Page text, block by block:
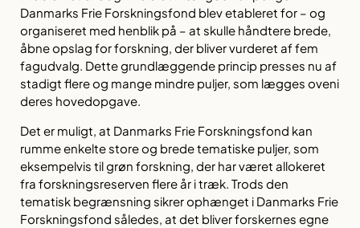
Danmarks Frie Forskningsfond blev etableret for – og
organiseret med henblik på – at skulle håndtere brede,
åbne opslag for forskning, der bliver vurderet af fem
fagudvalg. Dette grundlæggende princip presses nu af
stadigt flere og mange mindre puljer, som lægges oveni
deres hovedopgave.
Det er muligt, at Danmarks Frie Forskningsfond kan
rumme enkelte store og brede tematiske puljer, som
eksempelvis til grøn forskning, der har været allokeret
fra forskningsreserven flere år i træk. Trods den
tematisk begrænsning sikrer ophænget i Danmarks Frie
Forskningsfond således, at det bliver forskernes egne